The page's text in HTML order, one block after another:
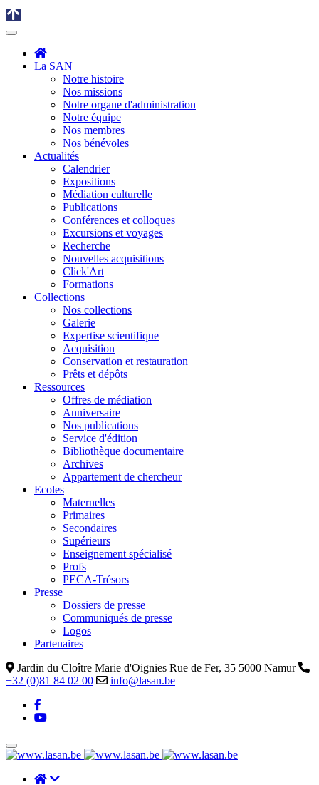
La SAN
Notre histoire
Nos missions
Notre organe d'administration
Notre équipe
Nos membres
Nos bénévoles
Actualités
Calendrier
Expositions
Médiation culturelle
Publications
Conférences et colloques
Excursions et voyages
Recherche
Nouvelles acquisitions
Click'Art
Formations
Collections
Nos collections
Galerie
Expertise scientifique
Acquisition
Conservation et restauration
Prêts et dépôts
Ressources
Offres de médiation
Anniversaire
Nos publications
Service d'édition
Bibliothèque documentaire
Archives
Appartement de chercheur
Ecoles
Maternelles
Primaires
Secondaires
Supérieurs
Enseignement spécialisé
Profs
PECA-Trésors
Presse
Dossiers de presse
Communiqués de presse
Logos
Partenaires
Jardin du Cloître Marie d'Oignies Rue de Fer, 35 5000 Namur
+32 (0)81 84 02 00
info@lasan.be